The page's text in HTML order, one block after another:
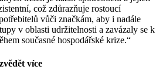
což zdůrazňuje rostoucí
vůči značkám, aby i nadále
v oblasti udržitelnosti a zavázaly se k
současné hospodářské krize.“
více